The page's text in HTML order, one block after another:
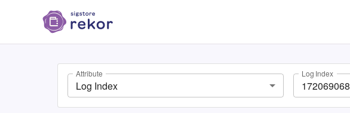
Attribute
Log Index
Log Index